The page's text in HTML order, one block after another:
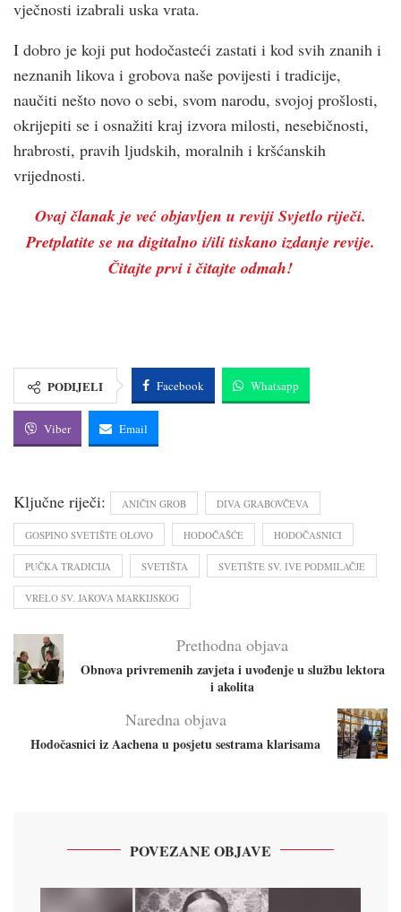
vječnosti izabrali uska vrata.
I dobro je koji put hodočasteći zastati i kod svih znanih i
neznanih likova i grobova naše povijesti i tradicije,
naučiti nešto novo o sebi, svom narodu, svojoj prošlosti,
okrijepiti se i osnažiti kraj izvora milosti, nesebičnosti,
hrabrosti, pravih ljudskih, moralnih i kršćanskih
vrijednosti.
Ovaj članak je već objavljen u reviji Svjetlo riječi.
Pretplatite se na digitalno i/ili tiskano izdanje revije.
Čitajte prvi i čitajte odmah!
PODIJELI Facebook Whatsapp
Viber Email
Ključne riječi: ANIČIN GROB DIVA GRABOVČEVA
GOSPINO SVETIŠTE OLOVO HODOČAŠĆE HODOČASNICI
PUČKA TRADICIJA SVETIŠTA SVETIŠTE SV. IVE PODMILAČJE
VRELO SV. JAKOVA MARKIJSKOG
Prethodna objava
Obnova privremenih zavjeta i uvođenje u službu lektora
i akolita
Naredna objava
Hodočasnici iz Aachena u posjetu sestrama klarisama
POVEZANE OBJAVE